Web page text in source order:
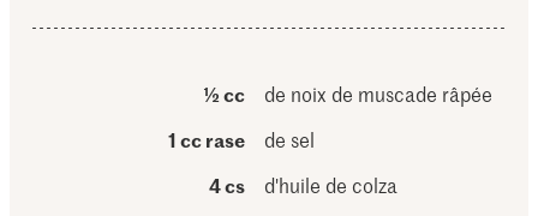
½ cc
de noix de muscade râpée
1 cc rase
de sel
4 cs
d'huile de colza